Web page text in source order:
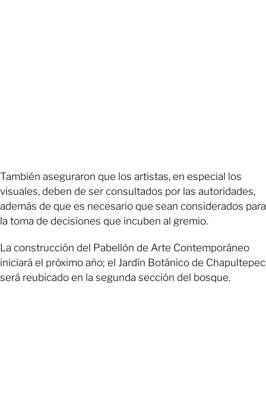
También aseguraron que los artistas, en especial los
visuales, deben de ser consultados por las autoridades,
además de que es necesario que sean considerados para
la toma de decisiones que incuben al gremio.
La construcción del Pabellón de Arte Contemporáneo
iniciará el próximo año; el Jardín Botánico de Chapultepec
será reubicado en la segunda sección del bosque.